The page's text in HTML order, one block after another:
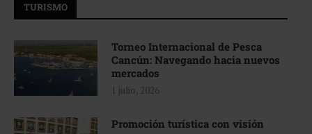
TURISMO
Torneo Internacional de Pesca
Cancún: Navegando hacia nuevos
mercados
1 julio, 2026
Promoción turística con visión